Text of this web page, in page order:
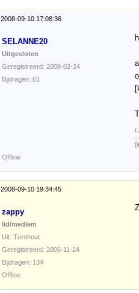
2008-09-10 17:08:36
SELANNE20
Uitgesloten
Geregistreerd: 2008-02-24
Bijdragen: 61
Offline
2008-09-10 19:34:45
zappy
lid/medlem
Uit: Turnhout
Geregistreerd: 2006-11-24
Bijdragen: 134
Offline